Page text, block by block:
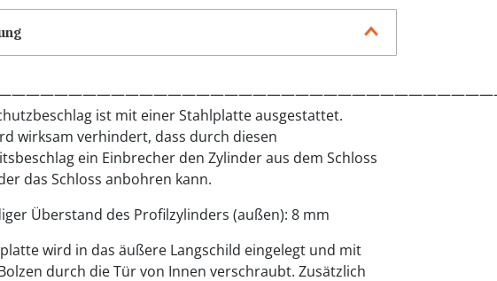
ist mit einer Stahlplatte ausgestattet.
wirksam verhindert, dass durch diesen
ein Einbrecher den Zylinder aus dem Schloss
das Schloss anbohren kann.
Überstand des Profilzylinders (außen): 8 mm
wird in das äußere Langschild eingelegt und mit
durch die Tür von Innen verschraubt. Zusätzlich